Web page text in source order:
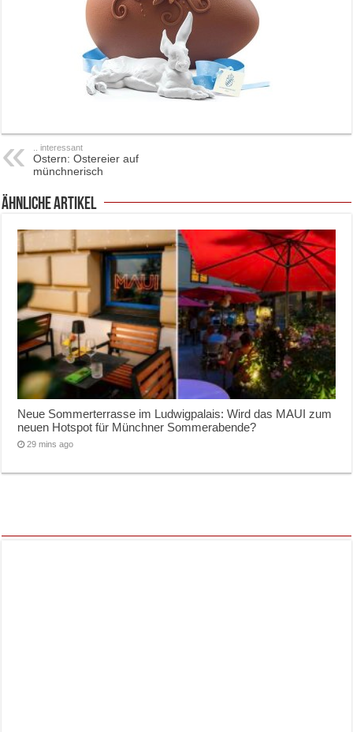
.. interessant
Ostern: Ostereier auf
münchnerisch
ähnliche Artikel
Neue Sommerterrasse im Ludwigpalais: Wird das MAUI zum
neuen Hotspot für Münchner Sommerabende?
29 mins ago